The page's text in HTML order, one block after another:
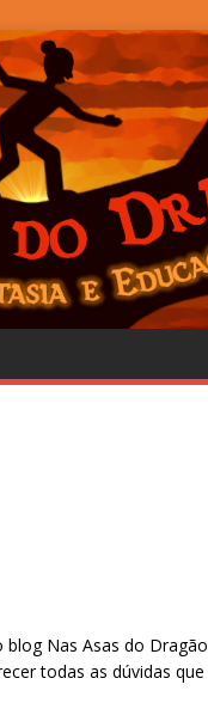
Nas Asas do Dragão
todas as dúvidas que